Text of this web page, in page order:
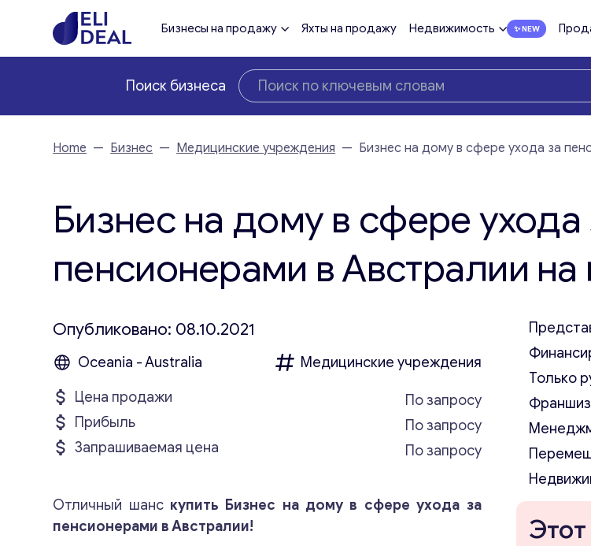
Бизнесы на продажу Яхты на продажу Недвижимость
Поиск бизнеса
Home — Бизнес — Медицинские учреждения — Бизнес на дому в сфере ухода за
Бизнес на дому в сфере ухода
пенсионерами в Австралии
Опубликовано: 08.10.2021
Oceania - Australia
Медицинские учреждения
Цена продажи
По запросу
Прибыль
По запросу
Запрашиваемая цена
По запросу
Отличный шанс купить Бизнес на дому в сфере ухода за
пенсионерами в Австралии!
Только